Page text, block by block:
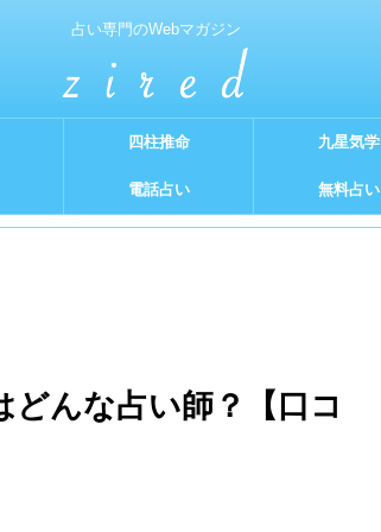
占い専門のWebマガジン
四柱推命 九星気学
電話占い 無料占い
んな占い師？【口コ